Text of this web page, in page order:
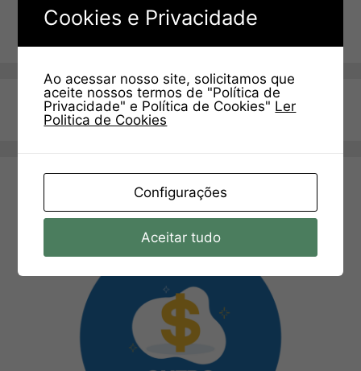
Previous Page
1 Page
2 Page
3 … Page
51 Next→
Cookies e Privacidade
Ao acessar nosso site, solicitamos que
aceite nossos termos de "Política de
Privacidade" e Política de Cookies" Ler
Politica de Cookies
Configurações
Aceitar tudo